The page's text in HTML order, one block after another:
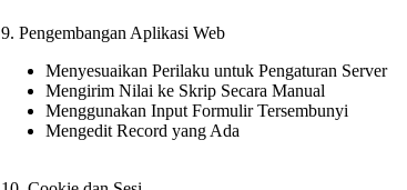
9. Pengembangan Aplikasi Web
Menyesuaikan Perilaku untuk Pengaturan Server
Mengirim Nilai ke Skrip Secara Manual
Menggunakan Input Formulir Tersembunyi
Mengedit Record yang Ada